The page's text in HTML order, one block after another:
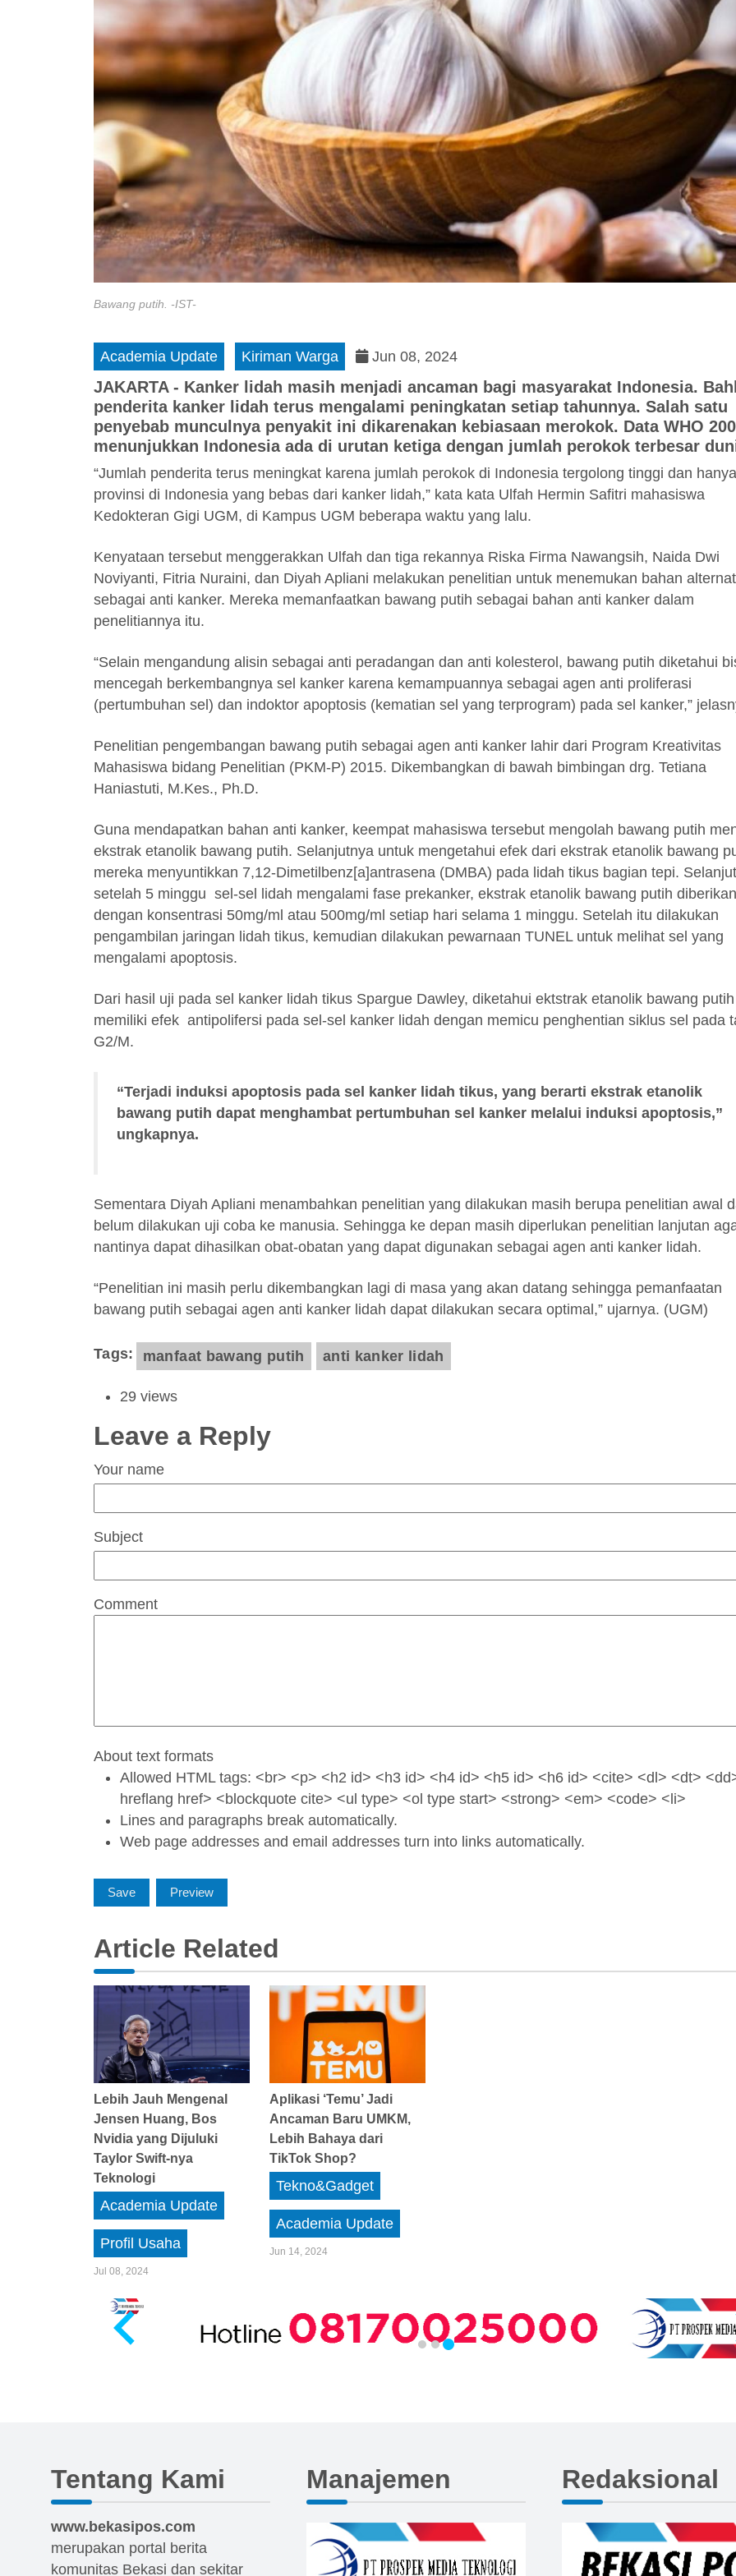
Bawang putih. -IST-
Academia Update Kiriman Warga Jun 08, 2024
JAKARTA - Kanker lidah masih menjadi ancaman bagi masyarakat Indonesia.
penderita kanker lidah terus mengalami peningkatan setiap tahunnya. Salah satu
penyebab munculnya penyakit ini dikarenakan kebiasaan merokok. Data WHO
menunjukkan Indonesia ada di urutan ketiga dengan jumlah perokok terbesar
“Jumlah penderita terus meningkat karena jumlah perokok di Indonesia tergolong tinggi dan
provinsi di Indonesia yang bebas dari kanker lidah,” kata kata Ulfah Hermin Safitri mahasiswa
Kedokteran Gigi UGM, di Kampus UGM beberapa waktu yang lalu.
Kenyataan tersebut menggerakkan Ulfah dan tiga rekannya Riska Firma Nawangsih, Naida Dwi
Noviyanti, Fitria Nuraini, dan Diyah Apliani melakukan penelitian untuk menemukan bahan
sebagai anti kanker. Mereka memanfaatkan bawang putih sebagai bahan anti kanker dalam
penelitiannya itu.
“Selain mengandung alisin sebagai anti peradangan dan anti kolesterol, bawang putih diketahui
mencegah berkembangnya sel kanker karena kemampuannya sebagai agen anti proliferasi
(pertumbuhan sel) dan indoktor apoptosis (kematian sel yang terprogram) pada sel kanker,”
Penelitian pengembangan bawang putih sebagai agen anti kanker lahir dari Program Kreativitas
Mahasiswa bidang Penelitian (PKM-P) 2015. Dikembangkan di bawah bimbingan drg. Tetiana
Haniastuti, M.Kes., Ph.D.
Guna mendapatkan bahan anti kanker, keempat mahasiswa tersebut mengolah bawang putih
ekstrak etanolik bawang putih. Selanjutnya untuk mengetahui efek dari ekstrak etanolik bawang
mereka menyuntikkan 7,12-Dimetilbenz[a]antrasena (DMBA) pada lidah tikus bagian tepi.
setelah 5 minggu sel-sel lidah mengalami fase prekanker, ekstrak etanolik bawang putih diberikan
dengan konsentrasi 50mg/ml atau 500mg/ml setiap hari selama 1 minggu. Setelah itu dilakukan
pengambilan jaringan lidah tikus, kemudian dilakukan pewarnaan TUNEL untuk melihat sel yang
mengalami apoptosis.
Dari hasil uji pada sel kanker lidah tikus Spargue Dawley, diketahui ektstrak etanolik bawang putih
memiliki efek antipolifersi pada sel-sel kanker lidah dengan memicu penghentian siklus sel pada
G2/M.
“Terjadi induksi apoptosis pada sel kanker lidah tikus, yang berarti ekstrak etanolik
bawang putih dapat menghambat pertumbuhan sel kanker melalui induksi apoptosis,”
ungkapnya.
Sementara Diyah Apliani menambahkan penelitian yang dilakukan masih berupa penelitian awal
belum dilakukan uji coba ke manusia. Sehingga ke depan masih diperlukan penelitian lanjutan
nantinya dapat dihasilkan obat-obatan yang dapat digunakan sebagai agen anti kanker lidah.
“Penelitian ini masih perlu dikembangkan lagi di masa yang akan datang sehingga pemanfaatan
bawang putih sebagai agen anti kanker lidah dapat dilakukan secara optimal,” ujarnya. (UGM)
Tags manfaat bawang putih anti kanker lidah
29 views
Leave a Reply
Your name
Subject
Comment
About text formats
Allowed HTML tags: <br> <p> <h2 id> <h3 id> <h4 id> <h5 id> <h6 id> <cite> <dl> <dt>
hreflang href> <blockquote cite> <ul type> <ol type start> <strong> <em> <code> <li>
Lines and paragraphs break automatically.
Web page addresses and email addresses turn into links automatically.
Article Related
Lebih Jauh Mengenal
Jensen Huang, Bos
Nvidia yang Dijuluki
Taylor Swift-nya
Teknologi
Academia Update
Profil Usaha
Jul 08, 2024
Aplikasi ‘Temu’ Jadi
Ancaman Baru UMKM,
Lebih Bahaya dari
TikTok Shop?
Tekno&Gadget
Academia Update
Jun 14, 2024
Tentang Kami
www.bekasipos.com
merupakan portal berita
komunitas Bekasi dan sekitar
Manajemen Redaksional